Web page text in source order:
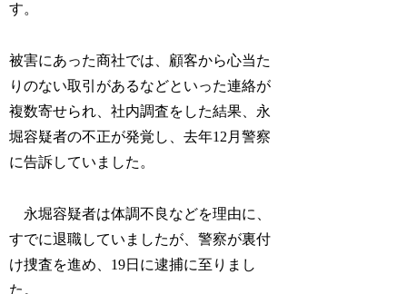
す。
被害にあった商社では、顧客から心当た
りのない取引があるなどといった連絡が
複数寄せられ、社内調査をした結果、永
堀容疑者の不正が発覚し、去年12月警察
に告訴していました。
永堀容疑者は体調不良などを理由に、
すでに退職していましたが、警察が裏付
け捜査を進め、19日に逮捕に至りまし
た。